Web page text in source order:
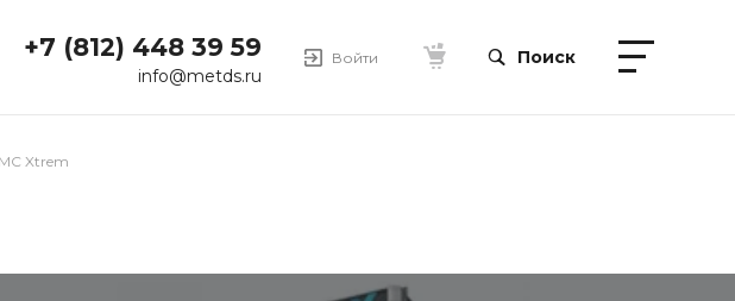
+7 (812) 448 39 59
info@metds.ru
Войти Поиск
Xtrem